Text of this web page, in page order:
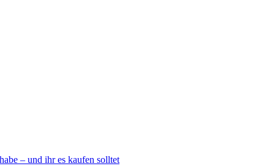
– und ihr es kaufen solltet